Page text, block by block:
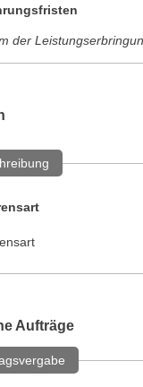
der
Aufträge